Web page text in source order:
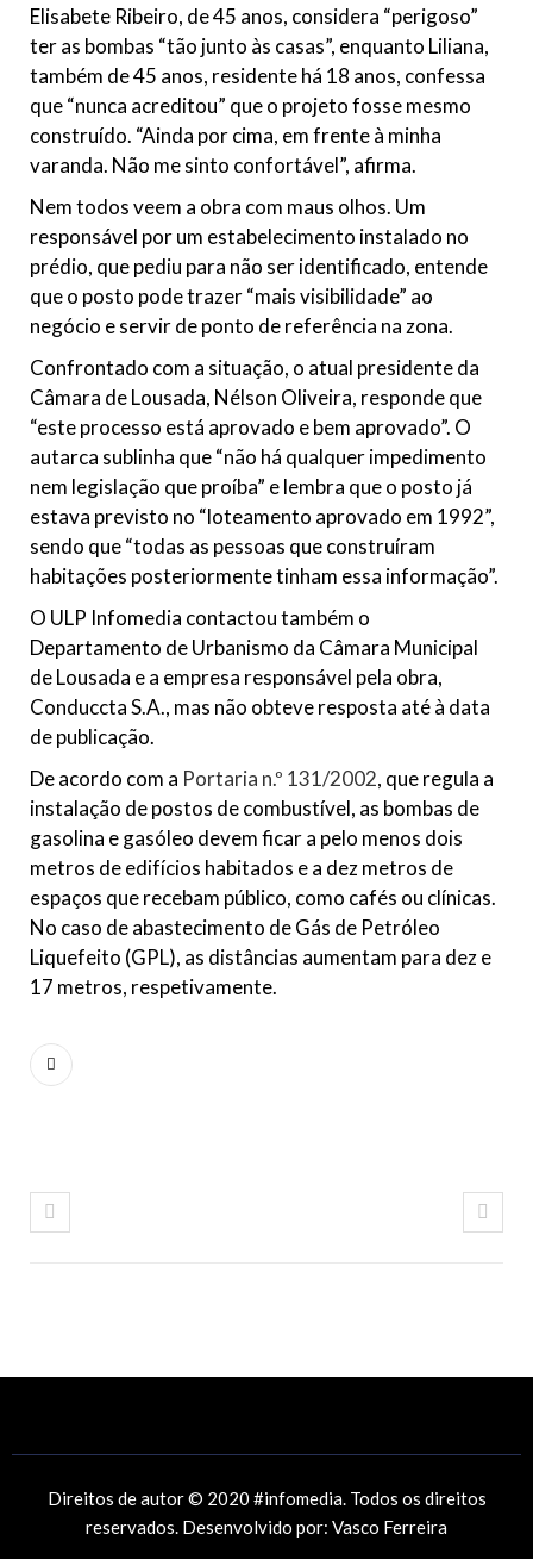
Elisabete Ribeiro, de 45 anos, considera “perigoso”
ter as bombas “tão junto às casas”, enquanto Liliana,
também de 45 anos, residente há 18 anos, confessa
que “nunca acreditou” que o projeto fosse mesmo
construído. “Ainda por cima, em frente à minha
varanda. Não me sinto confortável”, afirma.
Nem todos veem a obra com maus olhos. Um
responsável por um estabelecimento instalado no
prédio, que pediu para não ser identificado, entende
que o posto pode trazer “mais visibilidade” ao
negócio e servir de ponto de referência na zona.
Confrontado com a situação, o atual presidente da
Câmara de Lousada, Nélson Oliveira, responde que
“este processo está aprovado e bem aprovado”. O
autarca sublinha que “não há qualquer impedimento
nem legislação que proíba” e lembra que o posto já
estava previsto no “loteamento aprovado em 1992”,
sendo que “todas as pessoas que construíram
habitações posteriormente tinham essa informação”.
O ULP Infomedia contactou também o
Departamento de Urbanismo da Câmara Municipal
de Lousada e a empresa responsável pela obra,
Conduccta S.A., mas não obteve resposta até à data
de publicação.
De acordo com a Portaria n.º 131/2002, que regula a
instalação de postos de combustível, as bombas de
gasolina e gasóleo devem ficar a pelo menos dois
metros de edifícios habitados e a dez metros de
espaços que recebam público, como cafés ou clínicas.
No caso de abastecimento de Gás de Petróleo
Liquefeito (GPL), as distâncias aumentam para dez e
17 metros, respetivamente.
Direitos de autor © 2020 #infomedia. Todos os direitos
reservados. Desenvolvido por: Vasco Ferreira